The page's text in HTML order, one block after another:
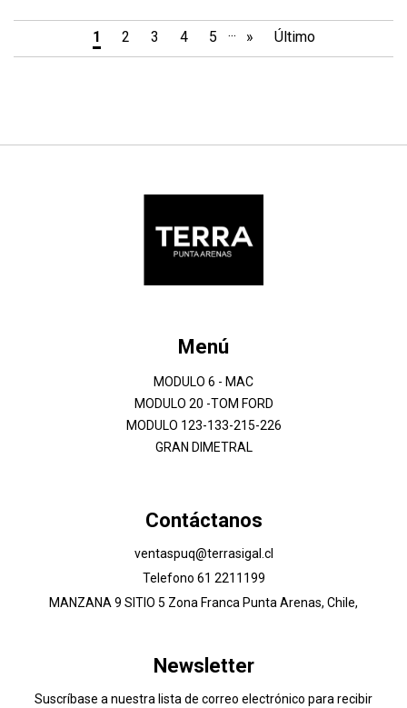
1 2 3 4 5 ... » Último
Menú
MODULO 6 - MAC
MODULO 20 -TOM FORD
MODULO 123-133-215-226
GRAN DIMETRAL
Contáctanos
ventaspuq@terrasigal.cl
Telefono 61 2211199
MANZANA 9 SITIO 5 Zona Franca Punta Arenas, Chile,
Newsletter
Suscríbase a nuestra lista de correo electrónico para recibir